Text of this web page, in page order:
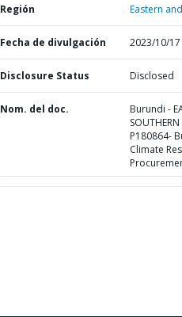
Región Eastern
Fecha de divulgación 2023/10/17
Disclosure Status Disclosed
Nom. del doc.
Burundi -
P180864-
Climate